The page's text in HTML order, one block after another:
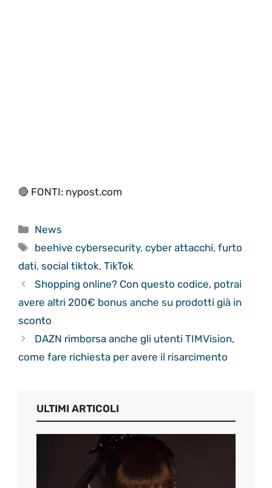
🔴 FONTI: nypost.com
Categorie
News
Tag
beehive cybersecurity,cyber attacchi,furto
dati, social tiktok, TikTok
Shopping online? Con questo codice, potrai
avere altri 200€ bonus anche su prodotti già in
sconto
DAZN rimborsa anche gli utenti TIMVision,
come fare richiesta per avere il risarcimento
ULTIMI ARTICOLI